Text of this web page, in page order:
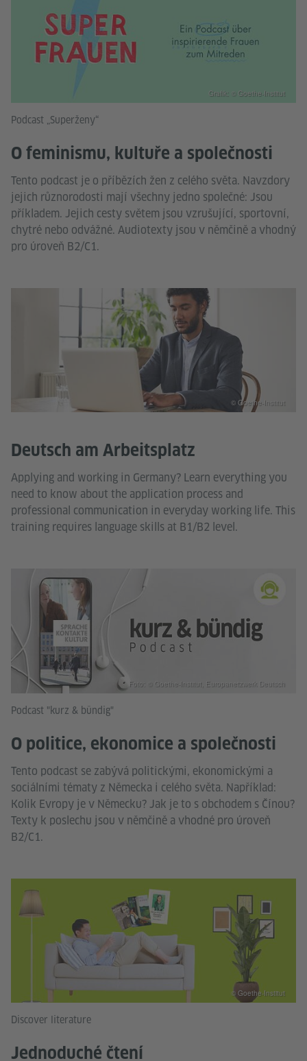
Podcast „Superženy“
O feminismu, kultuře a společnosti
Tento podcast je o příbězích žen z celého světa. Navzdory
jejich různorodosti mají všechny jedno společné: Jsou
příkladem. Jejich cesty světem jsou vzrušující, sportovní,
chytré nebo odvážné. Audiotexty jsou v němčině a vhodný
pro úroveň B2/C1.
Grafik: © Goethe-Institut
Deutsch am Arbeitsplatz
Applying and working in Germany? Learn everything you
need to know about the application process and
professional communication in everyday working life. This
training requires language skills at B1/B2 level.
© Goethe-Institut
Podcast "kurz & bündig"
O politice, ekonomice a společnosti
Tento podcast se zabývá politickými, ekonomickými a
sociálními tématy z Německa i celého světa. Například:
Kolik Evropy je v Německu? Jak je to s obchodem s Čínou?
Texty k poslechu jsou v němčině a vhodné pro úroveň
B2/C1.
Foto: © Goethe-Institut, Europanetzwerk Deutsch
Discover literature
Jednoduché čtení
© Goethe-Institut